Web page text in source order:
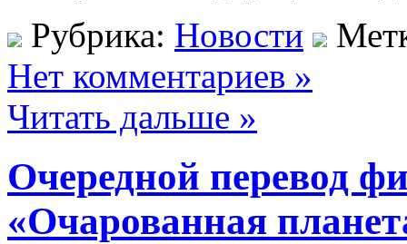
Рубрика: Новости
Нет комментариев »
Читать дальше »
Очередной перевод
«Очарованная